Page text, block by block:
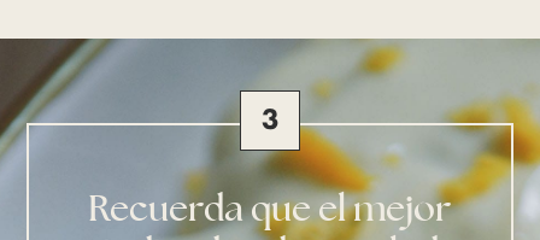
3
Recuerda que el mejor